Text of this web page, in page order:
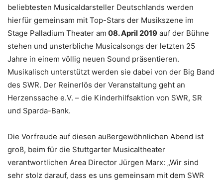
beliebtesten Musicaldarsteller Deutschlands werden
hierfür gemeinsam mit Top-Stars der Musikszene im
Stage Palladium Theater am 08. April 2019 auf der Bühne
stehen und unsterbliche Musicalsongs der letzten 25
Jahre in einem völlig neuen Sound präsentieren.
Musikalisch unterstützt werden sie dabei von der Big Band
des SWR. Der Reinerlös der Veranstaltung geht an
Herzenssache e.V. – die Kinderhilfsaktion von SWR, SR
und Sparda-Bank.
Die Vorfreude auf diesen außergewöhnlichen Abend ist
groß, beim für die Stuttgarter Musicaltheater
verantwortlichen Area Director Jürgen Marx: „Wir sind
sehr stolz darauf, dass es uns gemeinsam mit dem SWR